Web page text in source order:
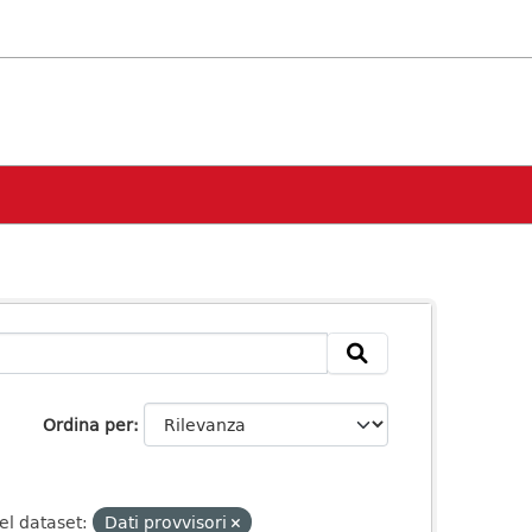
Ordina per
dataset: Dati provvisori